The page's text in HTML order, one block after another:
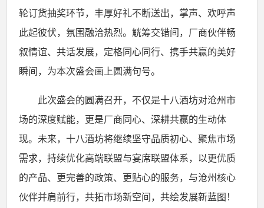
轮订货抽奖环节，丰厚好礼不断送出，掌声、欢呼声
此起彼伏，氛围融洽热烈。觥筹交错间，厂商伙伴畅
叙情谊、共话发展，定格同心同行、携手共赢的美好
瞬间，为本次盛会画上圆满句号。
此次盛会的圆满召开，不仅是十八酒坊对沧州市
场的深度赋能，更是厂商同心、深耕共赢的生动体
现。未来，十八酒坊将继续坚守品质初心、聚焦市场
需求，持续优化高端联盟与宴席联盟体系，以更优质
的产品、更完善的政策、更贴心的服务，与沧州核心
伙伴并肩前行，共拓市场新空间，共绘发展新蓝图！